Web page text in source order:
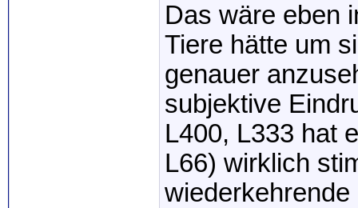
Das wäre eben
Tiere hätte um
genauer
subjektive
L400, L333 hat
L66) wirklich